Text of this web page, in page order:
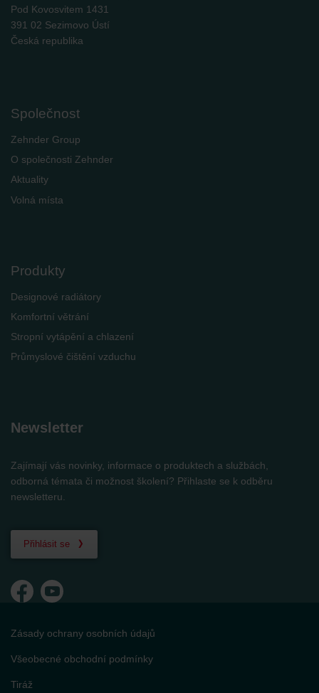
Pod Kovosvitem 1431
391 02 Sezimovo Ústí
Česká republika
Společnost
Zehnder Group
O společnosti Zehnder
Aktuality
Volná místa
Produkty
Designové radiátory
Komfortní větrání
Stropní vytápění a chlazení
Průmyslové čištění vzduchu
Newsletter
Zajímají vás novinky, informace o produktech a službách,
odborná témata či možnost školení? Přihlaste se k odběru
newsletteru.
Přihlásit se
Zásady ochrany osobních údajů
Všeobecné obchodní podmínky
Tiráž